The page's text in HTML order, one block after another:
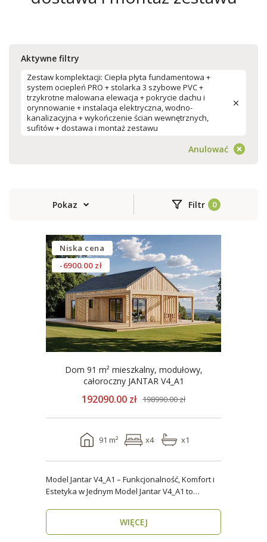
Aktywne filtry
Zestaw komplektacji: Ciepła płyta fundamentowa +
system ociepleń PRO + stolarka 3 szybowe PVC +
trzykrotne malowana elewacja + pokrycie dachu i
orynnowanie + instalacja elektryczna, wodno-
kanalizacyjna + wykończenie ścian wewnętrznych,
sufitów + dostawa i montaż zestawu
Anulować
Pokaz Filtr
Niska cena
-6900.00 zł
Dom 91 m² mieszkalny, modułowy,
całoroczny JANTAR V4_A1
192090.00 zł 198990.00 zł
91 m² x4 x1
Model Jantar V4_A1 – Funkcjonalność, Komfort i
Estetyka w Jednym Model Jantar V4_A1 to
WIĘCEJ